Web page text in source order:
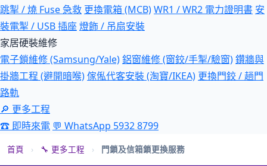
跳掣 / 燒 Fuse 急救 更換電箱 (MCB)WR1 / WR2 電力證明書 安
裝電掣 / USB 插座燈飾 / 吊扇安裝
家居硬裝維修
電子鎖維修 (Samsung/Yale)鋁窗維修 (窗鉸/手掣/驗窗)鑽牆與
掛牆工程 (避開暗喉)傢俬代客安裝 (淘寶/IKEA) 更換門鉸 / 趟門
路軌
🔎 更多工程
☎ 即時來電 💬 WhatsApp 5932 8799
首頁 › 🔧 更多工程 › 門鎖及信箱鎖更換服務